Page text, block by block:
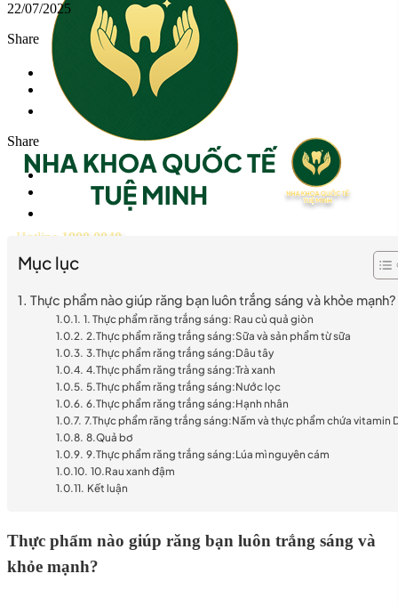
Hotline 1800 0040
22/07/2025
Share
Share
Mục lục
Thực phẩm nào giúp răng bạn luôn trắng sáng và khỏe mạnh?
1. Thực phẩm răng trắng sáng: Rau củ quả giòn
2.Thực phẩm răng trắng sáng:Sữa và sản phẩm từ sữa
3.Thực phẩm răng trắng sáng:Dâu tây
4.Thực phẩm răng trắng sáng:Trà xanh
5.Thực phẩm răng trắng sáng:Nước lọc
6.Thực phẩm răng trắng sáng:Hạnh nhân
7.Thực phẩm răng trắng sáng:Nấm và thực phẩm chứa vitamin
8.Quả bơ
9.Thực phẩm răng trắng sáng:Lúa mì nguyên cám
10.Rau xanh đậm
Kết luận
Thực phẩm nào giúp răng bạn luôn trắng sáng và
khỏe mạnh?